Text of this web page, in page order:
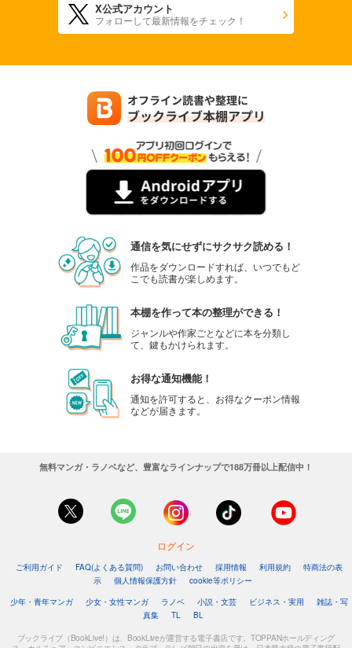
X公式アカウント
フォローして最新情報をチェック！
通信を気にせずにサクサク読める！
作品をダウンロードすれば、いつでもど
こでも読書が楽しめます。
本棚を作って本の整理ができる！
ジャンルや作家ごとなどに本を分類し
て、鍵もかけられます。
お得な通知機能！
通知を許可すると、お得なクーポン情報
などが届きます。
無料マンガ・ラノベなど、豊富なラインナップで188万冊以上配信中！
ログイン
ご利用ガイド FAQ(よくある質問) お問い合わせ 採用情報 利用規約
特商法の表
示
個人情報保護方針
cookie等ポリシー
少年・青年マンガ
少女・女性マンガ ラノベ 小説・文芸 ビジネス・実用
雑誌・写
真集
TL BL
ブックライブ（BookLive!）は、BookLiveが運営する電子書店です。TOPPANホールディング